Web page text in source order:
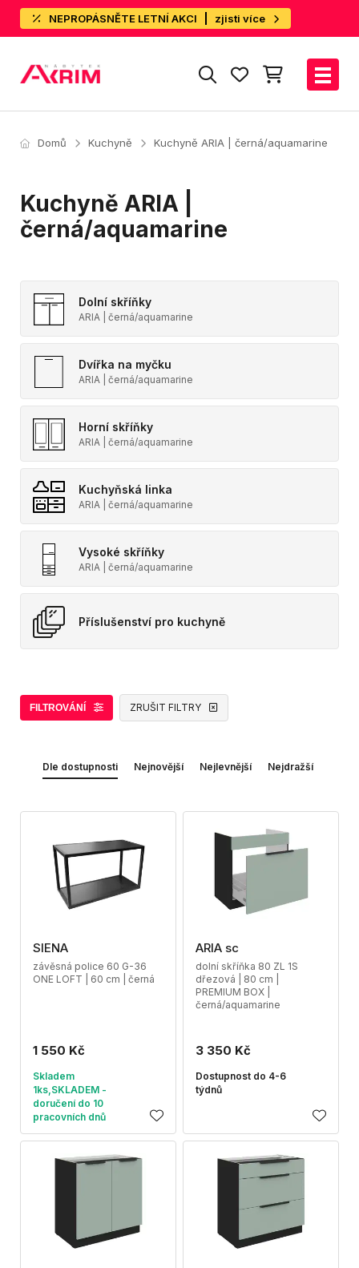
NEPROPÁSNĚTE LETNÍ AKCI zjisti více
Domů Kuchyně Kuchyně ARIA | černá/aquamarine
Kuchyně ARIA |
černá/aquamarine
Dolní skříňky
ARIA | černá/aquamarine
Dvířka na myčku
ARIA | černá/aquamarine
Horní skříňky
ARIA | černá/aquamarine
Kuchyňská linka
ARIA | černá/aquamarine
Vysoké skříňky
ARIA | černá/aquamarine
Příslušenství pro kuchyně
FILTROVÁNÍ ZRUŠIT FILTRY
Dle dostupnosti Nejnovější Nejlevnější Nejdražší
SIENA
závěsná police 60 G-36
ONE LOFT | 60 cm | černá
1 550 Kč
Skladem
1ks,SKLADEM -
doručení do 10
pracovních dnů
ARIA sc
dolní skříňka 80 ZL 1S
dřezová | 80 cm |
PREMIUM BOX |
černá/aquamarine
3 350 Kč
Dostupnost do 4-6
týdnů